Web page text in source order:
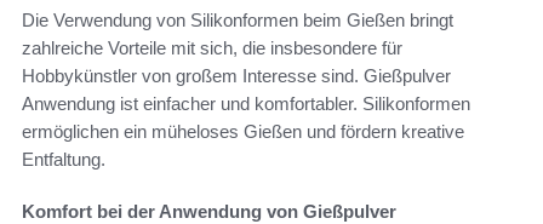
Die Verwendung von Silikonformen beim Gießen bringt
zahlreiche Vorteile mit sich, die insbesondere für
Hobbykünstler von großem Interesse sind. Gießpulver
Anwendung ist einfacher und komfortabler. Silikonformen
ermöglichen ein müheloses Gießen und fördern kreative
Entfaltung.
Komfort bei der Anwendung von Gießpulver